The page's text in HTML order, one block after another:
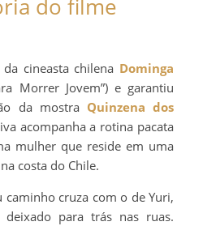
do filme
cineasta chilena Dominga
Morrer Jovem”) e garantiu
da mostra Quinzena dos
acompanha a rotina pacata
mulher que reside em uma
costa do Chile.
cruza com o de Yuri,
para trás nas ruas.